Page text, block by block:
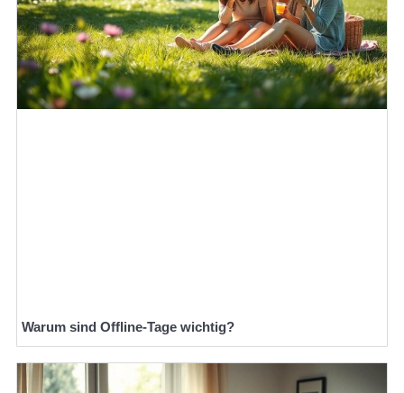
Warum sind Offline-Tage wichtig?